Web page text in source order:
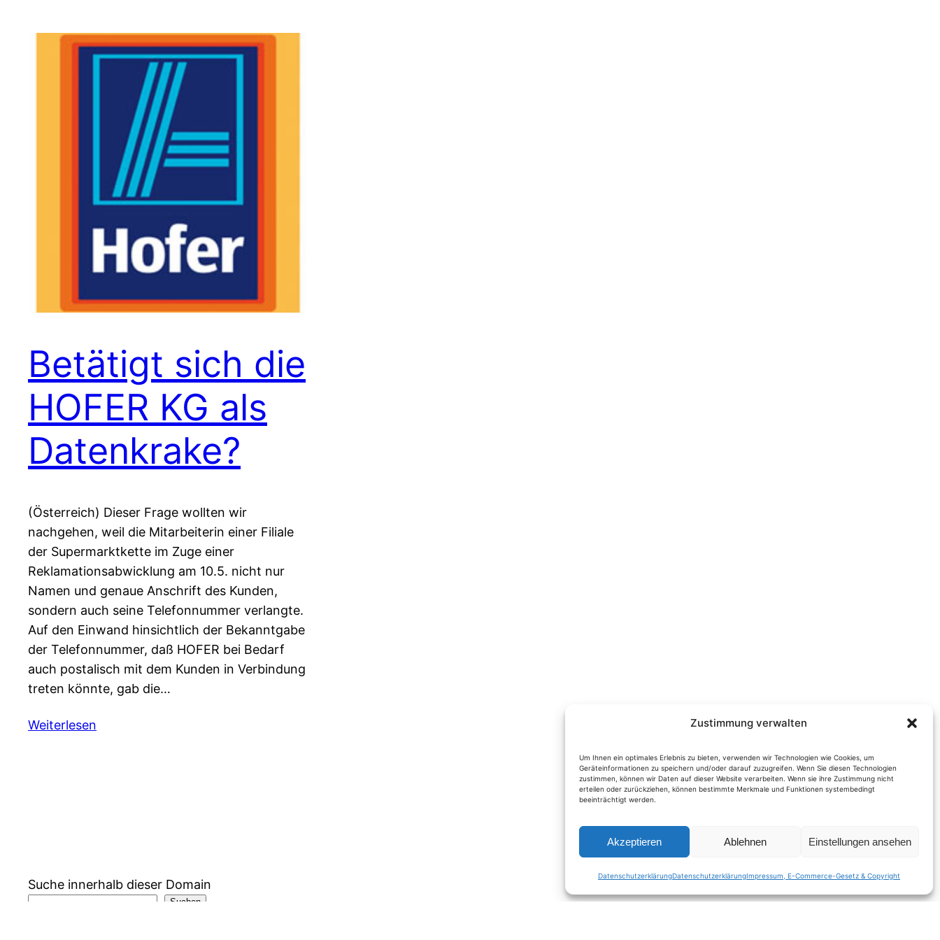
Zustimmung verwalten
Um Ihnen ein optimales Erlebnis zu bieten, verwenden wir Technologien wie Cookies, um
Geräteinformationen zu speichern und/oder darauf zuzugreifen. Wenn Sie diesen Technologien
zustimmen, können wir Daten auf dieser Website verarbeiten. Wenn sie ihre Zustimmung nicht
erteilen oder zurückziehen, können bestimmte Merkmale und Funktionen systembedingt
beeinträchtigt werden.
Akzeptieren Ablehnen Einstellungen ansehen
DatenschutzerklärungDatenschutzerklärungImpressum, E-Commerce-Gesetz & Copyright
Betätigt sich die
HOFER KG als
Datenkrake?
(Österreich) Dieser Frage wollten wir
nachgehen, weil die Mitarbeiterin einer Filiale
der Supermarktkette im Zuge einer
Reklamationsabwicklung am 10.5. nicht nur
Namen und genaue Anschrift des Kunden,
sondern auch seine Telefonnummer verlangte.
Auf den Einwand hinsichtlich der Bekanntgabe
der Telefonnummer, daß HOFER bei Bedarf
auch postalisch mit dem Kunden in Verbindung
treten könnte, gab die…
Weiterlesen
Suche innerhalb dieser Domain
Suchen